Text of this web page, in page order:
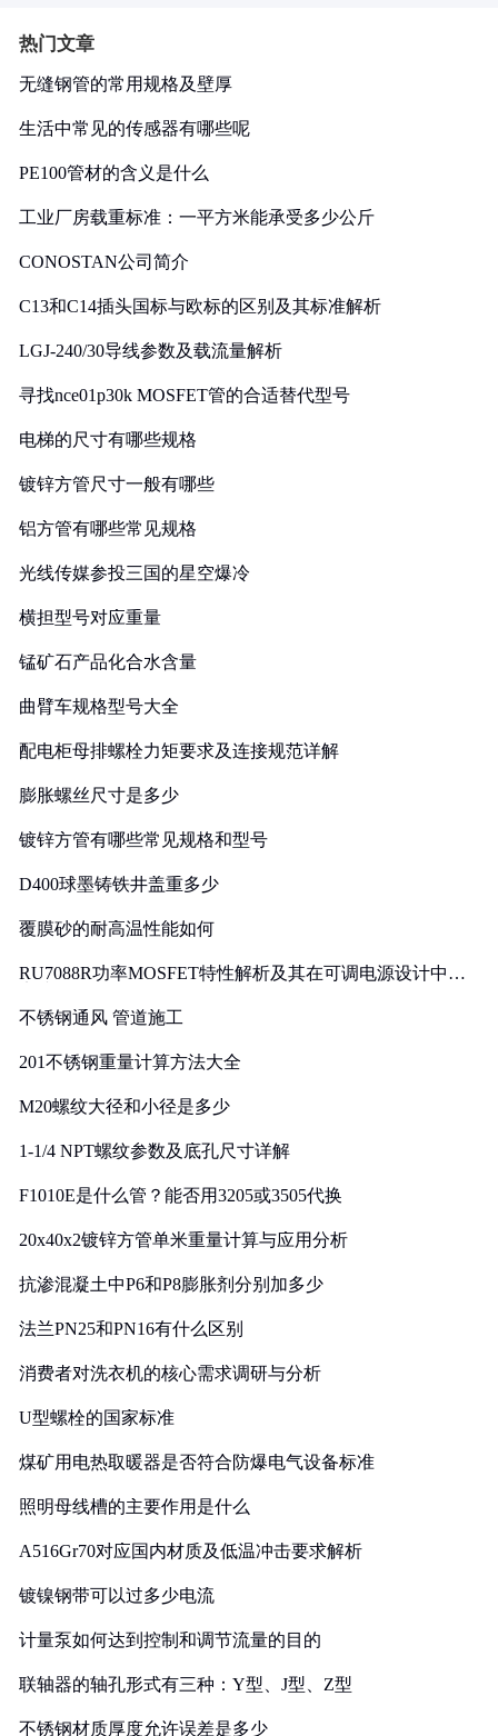
热门文章
无缝钢管的常用规格及壁厚
生活中常见的传感器有哪些呢
PE100管材的含义是什么
工业厂房载重标准：一平方米能承受多少公斤
CONOSTAN公司简介
C13和C14插头国标与欧标的区别及其标准解析
LGJ-240/30导线参数及载流量解析
寻找nce01p30k MOSFET管的合适替代型号
电梯的尺寸有哪些规格
镀锌方管尺寸一般有哪些
铝方管有哪些常见规格
光线传媒参投三国的星空爆冷
横担型号对应重量
锰矿石产品化合水含量
曲臂车规格型号大全
配电柜母排螺栓力矩要求及连接规范详解
膨胀螺丝尺寸是多少
镀锌方管有哪些常见规格和型号
D400球墨铸铁井盖重多少
覆膜砂的耐高温性能如何
RU7088R功率MOSFET特性解析及其在可调电源设计中的
不锈钢通风 管道施工
201不锈钢重量计算方法大全
M20螺纹大径和小径是多少
1-1/4 NPT螺纹参数及底孔尺寸详解
F1010E是什么管？能否用3205或3505代换
20x40x2镀锌方管单米重量计算与应用分析
抗渗混凝土中P6和P8膨胀剂分别加多少
法兰PN25和PN16有什么区别
消费者对洗衣机的核心需求调研与分析
U型螺栓的国家标准
煤矿用电热取暖器是否符合防爆电气设备标准
照明母线槽的主要作用是什么
A516Gr70对应国内材质及低温冲击要求解析
镀镍钢带可以过多少电流
计量泵如何达到控制和调节流量的目的
联轴器的轴孔形式有三种：Y型、J型、Z型
不锈钢材质厚度允许误差是多少